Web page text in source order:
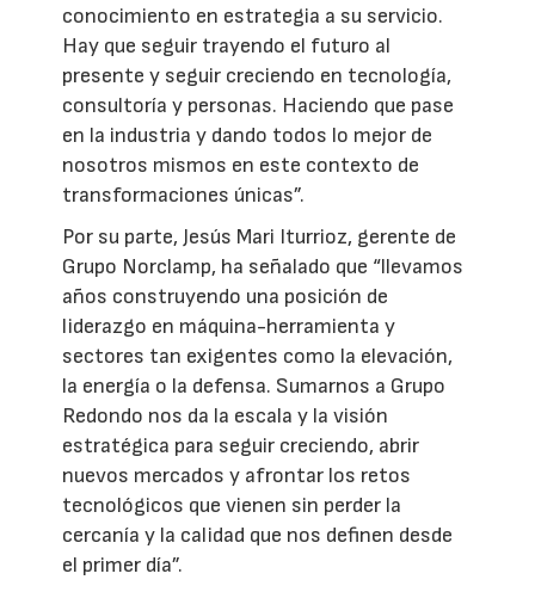
conocimiento en estrategia a su servicio.
Hay que seguir trayendo el futuro al
presente y seguir creciendo en tecnología,
consultoría y personas. Haciendo que pase
en la industria y dando todos lo mejor de
nosotros mismos en este contexto de
transformaciones únicas”.
Por su parte, Jesús Mari Iturrioz, gerente de
Grupo Norclamp, ha señalado que “llevamos
años construyendo una posición de
liderazgo en máquina-herramienta y
sectores tan exigentes como la elevación,
la energía o la defensa. Sumarnos a Grupo
Redondo nos da la escala y la visión
estratégica para seguir creciendo, abrir
nuevos mercados y afrontar los retos
tecnológicos que vienen sin perder la
cercanía y la calidad que nos definen desde
el primer día”.